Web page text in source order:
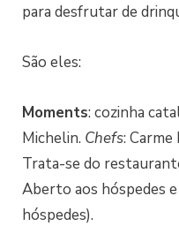
para desfrutar de
São eles:
Moments: cozinha
Michelin. Chefs: Carme
Trata-se do
Aberto aos hóspedes
hóspedes).